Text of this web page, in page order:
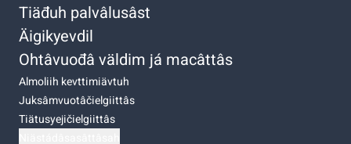
Tiäđuh palvâlusâst
Äigikyevdil
Ohtâvuođâ väldim já macâttâs
Almoliih kevttimiävtuh
Juksâmvuotâčielgiittâs
Tiätusyejičielgiittâs